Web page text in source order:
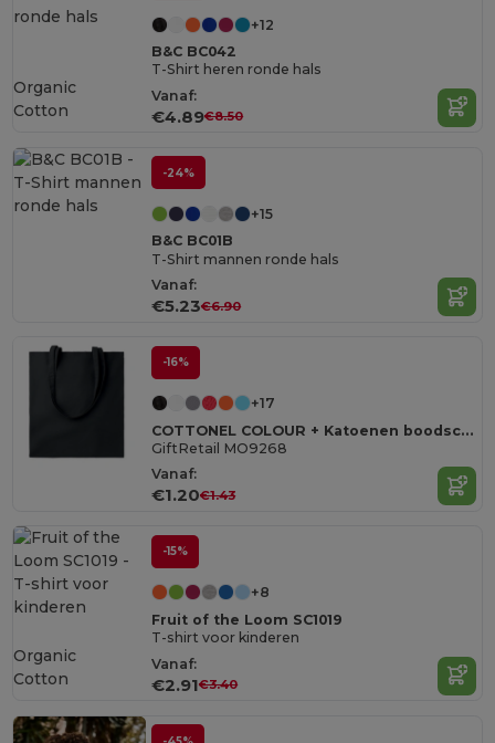
+12
B&C BC042
T-Shirt heren ronde hals
Vanaf:
€4.89€8.50
Organic
Cotton
-24%
+15
B&C BC01B
T-Shirt mannen ronde hals
Vanaf:
€5.23€6.90
-16%
+17
COTTONEL COLOUR + Katoenen boodschappentas
GiftRetail MO9268
Vanaf:
€1.20€1.43
-15%
+8
Fruit of the Loom SC1019
T-shirt voor kinderen
Vanaf:
€2.91€3.40
Organic
Cotton